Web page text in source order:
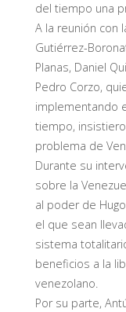
del tiempo una
A la reunión con
Gutiérrez-
Planas, Daniel
Pedro Corzo,
implementando
tiempo,
problema de
Durante su
sobre la
al poder de
el que sean
sistema
beneficios a la
venezolano.
Por su parte,